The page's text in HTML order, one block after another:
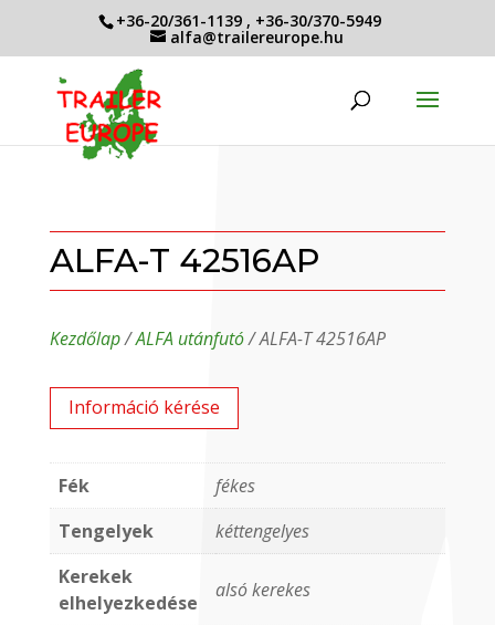
+36-20/361-1139 , +36-30/370-5949
alfa@trailereurope.hu
ALFA-T 42516AP
Kezdőlap/ALFA utánfutó/ ALFA-T 42516AP
Információ kérése
Fék
fékes
Tengelyek
kéttengelyes
Kerekek
elhelyezkedése
alsó kerekes